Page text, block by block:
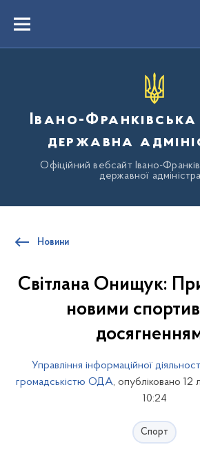
вмістуMenu
Івано-
державна
Офіційний вебсайт Івано-
державної
Новини
Світлана Онищук:
новими
Управління інформаційної
громадськістю ОДА, опубліковано
10:24
Спорт